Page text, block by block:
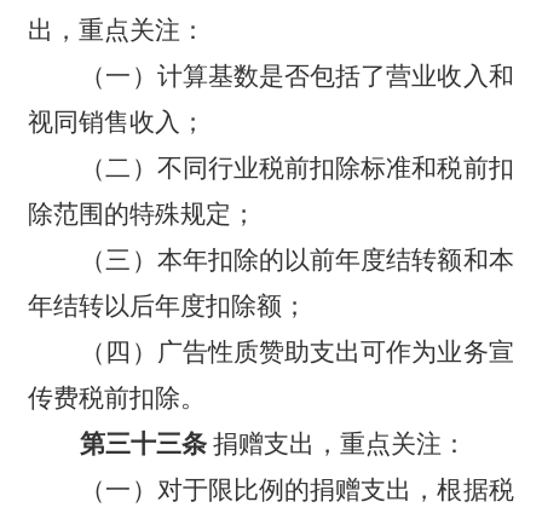
出，重点关注：
（一）计算基数是否包括了营业收入和
视同销售收入；
（二）不同行业税前扣除标准和税前扣
除范围的特殊规定；
（三）本年扣除的以前年度结转额和本
年结转以后年度扣除额；
（四）广告性质赞助支出可作为业务宣
传费税前扣除。
第三十三条捐赠支出，重点关注：
（一）对于限比例的捐赠支出，根据税